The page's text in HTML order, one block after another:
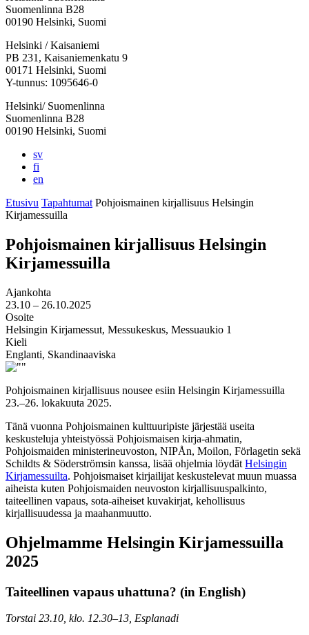
Suomenlinna B28
00190 Helsinki, Suomi
Facebook:
Avataan
uuteen
välilehteen
Instagram:
Avataan
uuteen
välilehteen
TikTok:
Avataan
uuteen
välilehteen
Youtube:
Avataan
uuteen
välilehteen
Vimeo:
Avataan
uuteen
välilehteen
Helsinki / Kaisaniemi
PB 231, Kaisaniemenkatu 9
00171 Helsinki, Suomi
Y-tunnus: 1095646-0
Helsinki/ Suomenlinna
Suomenlinna B28
00190 Helsinki, Suomi
sv
fi
en
Etusivu Tapahtumat Pohjoismainen kirjallisuus Helsingin
Kirjamessuilla
Pohjoismainen kirjallisuus Helsingin
Kirjamessuilla
Ajankohta
23.10 – 26.10.2025
Osoite
Helsingin Kirjamessut, Messukeskus, Messuaukio 1
Kieli
Englanti, Skandinaaviska
Pohjoismainen kirjallisuus nousee esiin Helsingin Kirjamessuilla
23.–26. lokakuuta 2025.
Tänä vuonna Pohjoismainen kulttuuripiste järjestää useita
keskusteluja yhteistyössä Pohjoismaisen kirja-ahmatin,
Pohjoismaiden ministerineuvoston, NIPÅn, Moilon, Förlagetin sekä
Schildts & Söderströmsin kanssa, lisää ohjelmia löydät Helsingin
Kirjamessuilta. Pohjoismaiset kirjailijat keskustelevat muun muassa
aiheista kuten Pohjoismaiden neuvoston kirjallisuuspalkinto,
taiteellinen vapaus, sota-aiheiset kuvakirjat, kehollisuus
kirjallisuudessa ja maahanmuutto.
Ohjelmamme Helsingin Kirjamessuilla
2025
Taiteellinen vapaus uhattuna? (in English)
Torstai 23.10, klo. 12.30–13, Esplanadi